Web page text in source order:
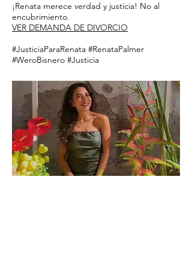
¡Renata merece verdad y justicia! No al
encubrimiento.
VER DEMANDA DE DIVORCIO
#JusticiaParaRenata #RenataPalmer
#WeroBisnero #Justicia